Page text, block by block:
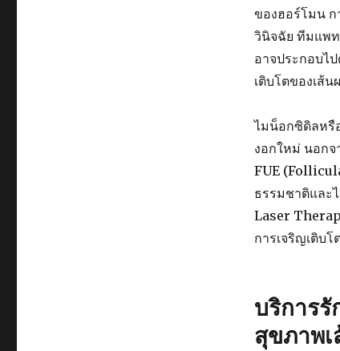
ของฮอร์โมน ก
วินิจฉัย ทีมแพ
อาจประกอบไ
เติบโตของเส้น
ไมน็อกซิดิลหรื
งอกใหม่ นอก
FUE
ธรรมชาติและ
Laser
การเจริญเติบโ
บริการ
สุขภาพ